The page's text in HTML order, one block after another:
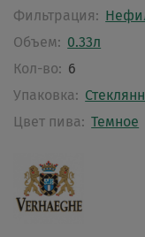
Фильтрация:
Объем: 0.33л
Кол-во: 6
Упаковка:
Цвет пива: Темное